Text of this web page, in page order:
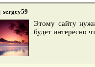
sergey59
Этому сайту
будет интересно